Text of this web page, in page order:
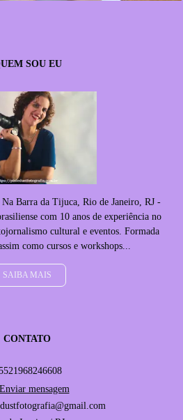
SOU EU
Barra da Tijuca, Rio de Janeiro, RJ -
com 10 anos de experiência no
cultural e eventos. Formada
como cursos e workshops...
SAIBA MAIS
CONTATO
Enviar mensagem